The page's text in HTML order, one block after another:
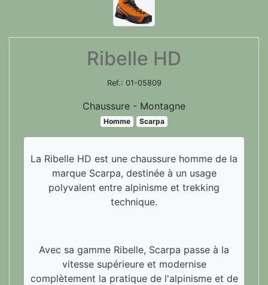
Ribelle HD
Ref.: 01-05809
Chaussure - Montagne
Homme Scarpa
La Ribelle HD est une chaussure homme de la
marque Scarpa, destinée à un usage
polyvalent entre alpinisme et trekking
technique.
Avec sa gamme Ribelle, Scarpa passe à la
vitesse supérieure et modernise
complètement la pratique de l'alpinisme et de